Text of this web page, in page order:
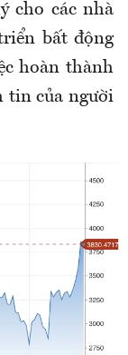
cho các nhà
bất động
hoàn thành
tin của người